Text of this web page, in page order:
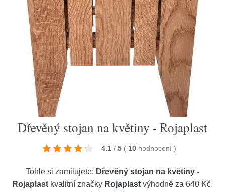
Dřevěný stojan na květiny - Rojaplast
4.1 / 5 ( 10 hodnocení )
Tohle si zamilujete: Dřevěný stojan na květiny -
Rojaplast kvalitní značky Rojaplast výhodně za 640 Kč.